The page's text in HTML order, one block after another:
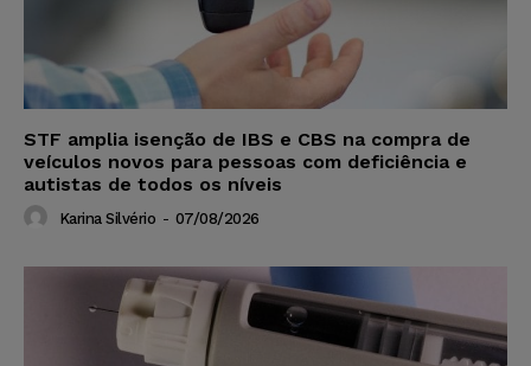
STF amplia isenção de IBS e CBS na compra de
veículos novos para pessoas com deficiência e
autistas de todos os níveis
Karina Silvério - 07/08/2026